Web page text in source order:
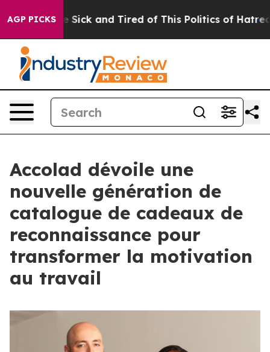
AGP PICKS
Are Sick and Tired of This Politics of Hatred” The
Accolad dévoile une
nouvelle génération de
catalogue de cadeaux de
reconnaissance pour
transformer la motivation
au travail